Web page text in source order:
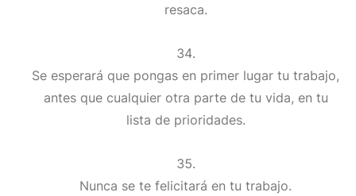
resaca.
Se esperará que pongas en primer lugar tu trabajo,
antes que cualquier otra parte de tu vida, en tu
lista de prioridades.
Nunca se te felicitará en tu trabajo.